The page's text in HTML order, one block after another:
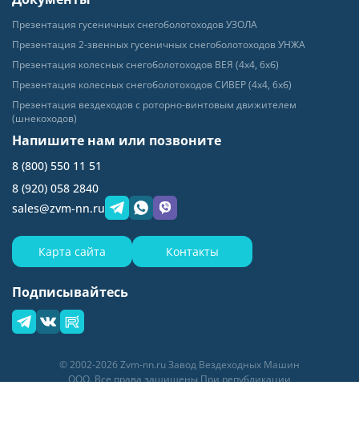
Пpeзeнтaция гyceничныхснегоболотоходов УЗОЛА
Презентация 2-звенных гусеничныхснегоболотоходов УНЖА
Презентация колесныхснегоболотоходов ВЕЯ (4х4, 6хб)
Презентация колесныхснегоболотоходов СИВЕР (4х4, 6хб)
Презентация вездеходов с роторно-винтовым движителем
(шнекоходов)
Напишите нам или позвоните
8 (800) 550 11 51
8 (920) 058 2840
sales@zvm-nn.ru
Карта сайта Контакты
Подписывайтесь
© 2002-2026 Zvm-nn.ru Завод Вездеходных Машин
ООО. Все права защищеныПри републикации